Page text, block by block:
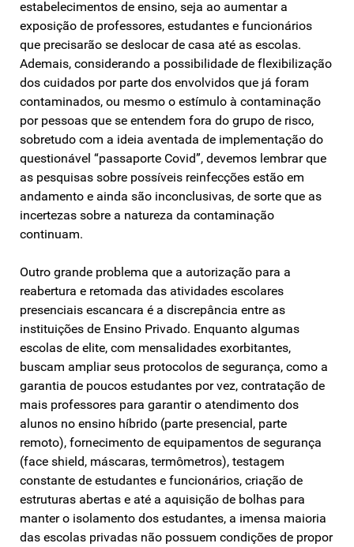
estabelecimentos de ensino, seja ao aumentar a
exposição de professores, estudantes e funcionários
que precisarão se deslocar de casa até as escolas.
Ademais, considerando a possibilidade de flexibilização
dos cuidados por parte dos envolvidos que já foram
contaminados, ou mesmo o estímulo à contaminação
por pessoas que se entendem fora do grupo de risco,
sobretudo com a ideia aventada de implementação do
questionável “passaporte Covid”, devemos lembrar que
as pesquisas sobre possíveis reinfecções estão em
andamento e ainda são inconclusivas, de sorte que as
incertezas sobre a natureza da contaminação
continuam.
Outro grande problema que a autorização para a
reabertura e retomada das atividades escolares
presenciais escancara é a discrepância entre as
instituições de Ensino Privado. Enquanto algumas
escolas de elite, com mensalidades exorbitantes,
buscam ampliar seus protocolos de segurança, como a
garantia de poucos estudantes por vez, contratação de
mais professores para garantir o atendimento dos
alunos no ensino híbrido (parte presencial, parte
remoto), fornecimento de equipamentos de segurança
(face shield, máscaras, termômetros), testagem
constante de estudantes e funcionários, criação de
estruturas abertas e até a aquisição de bolhas para
manter o isolamento dos estudantes, a imensa maioria
das escolas privadas não possuem condições de propor